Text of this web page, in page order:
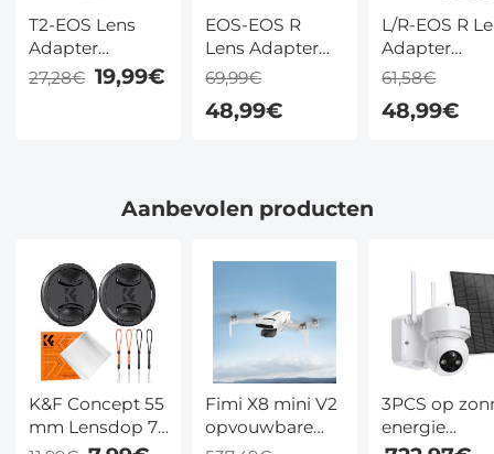
T2-EOS Lens
Adapter
Handmatige
Focus
27,28€ 19,99€
EOS-EOS R
Lens Adapter
Handmatige
Focus
Compatibele
Camera
69,99€
48,99€
L/R-EOS R
Adapter
Handmatige
Focus
Compatibele
61,58€
48,99€
Aanbevolen producten
K&F Concept 55
mm Lensdop 7-
in-1 Set –
Fimi X8 mini V2
opvouwbare
drone met 4K
3PCS op
energie
draadloze